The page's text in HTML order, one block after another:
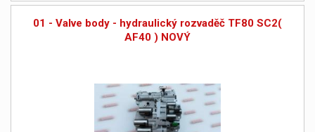
01 - Valve body - hydraulický rozvaděč TF80 SC2(
AF40 ) NOVÝ